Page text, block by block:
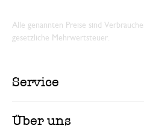
Alle genannten Preise sind
gesetzliche Mehrwertsteuer.
Service
Über uns